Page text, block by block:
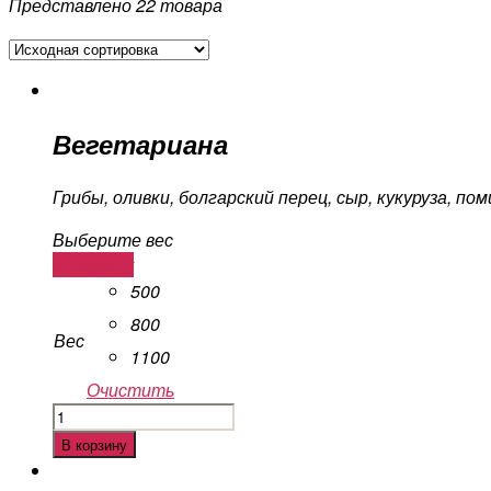
Вегетариана
Грибы, оливки, болгарский перец, сыр, кукуруза,
Выберите вес
Вес
500
800
1100
Очистить
Количество
Вегетариана
В корзину